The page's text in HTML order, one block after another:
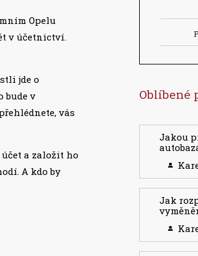
Opelu
v účetnictví.
jde o
bude v
vás
a založit ho
A kdo by
Oblíbené
Jakou
Jak